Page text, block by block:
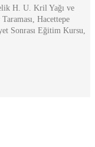
H. U. Kril Yağı ve
Hacettepe
Sonrası Eğitim Kursu,